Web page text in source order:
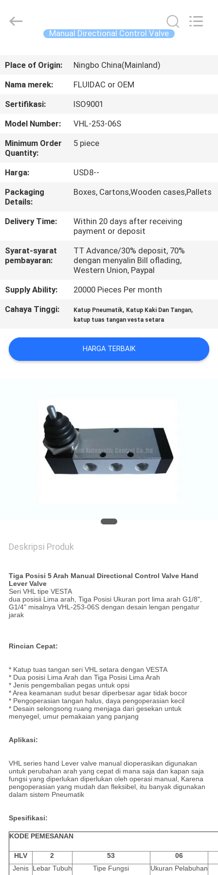
PRODUK
TENTANG
KAMI
TUR
PABRIK
KUALITAS
HUBUNGI
KAMI
PERMINTAAN
PENAWARAN
SITEMAP
PRIVACY
AUTOMATIC
CONTROL
Manual Directional Control Valve
Place of Origin:
Ningbo China(Mainland)
Nama merek:
FLUIDAC or OEM
Sertifikasi:
ISO9001
Model Number:
VHL-253-06S
Minimum Order
Quantity:
5 piece
Harga:
USD8--
Packaging
Details:
Boxes, Cartons,Wooden cases,Pallets
Delivery Time:
Within 20 days after receiving
payment or deposit
Syarat-syarat
pembayaran:
TT Advance/30% deposit, 70%
dengan menyalin Bill oflading,
Western Union, Paypal
Supply Ability:
20000 Pieces Per month
Cahaya Tinggi:
Katup Pneumatik, Katup Kaki Dan Tangan,
katup tuas tangan vesta setara
HARGA TERBAIK
Deskripsi Produk
Tiga Posisi 5 Arah Manual Directional Control Valve Hand
Lever Valve
Seri VHL tipe VESTA
dua posisii Lima arah, Tiga Posisi Ukuran port lima arah G1/8",
G1/4" misalnya VHL-253-06S dengan desain lengan pengatur
jarak
Rincian Cepat:
* Katup tuas tangan seri VHL setara dengan VESTA
* Dua posisi Lima Arah dan Tiga Posisi Lima Arah
* Jenis pengembalian pegas untuk opsi
* Area keamanan sudut besar diperbesar agar tidak bocor
* Pengoperasian tangan halus, daya pengoperasian kecil
* Desain selongsong ruang menjaga dari gesekan untuk
menyegel, umur pemakaian yang panjang
Aplikasi:
VHL series hand Lever valve manual dioperasikan digunakan
untuk perubahan arah yang cepat di mana saja dan kapan saja
fungsi yang diperlukan diperlukan oleh operasi manual, Karena
pengoperasian yang mudah dan fleksibel, itu banyak digunakan
dalam sistem Pneumatik
Spesifikasi:
KODE PEMESANAN
HLV 2 53
06
Jenis Lebar Tubuh Tipe Fungsi Ukuran Pelabuhan